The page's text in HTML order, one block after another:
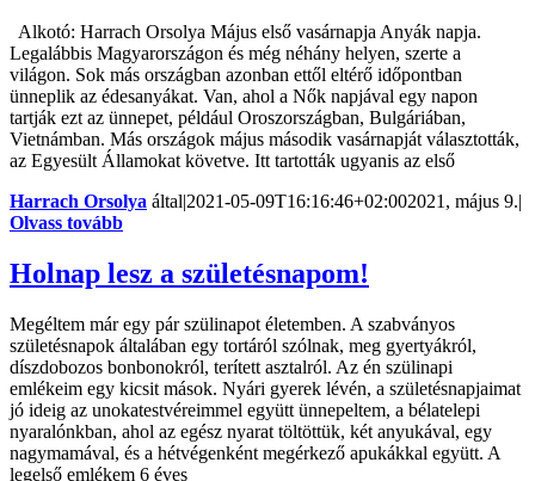
Alkotó: Harrach Orsolya Május első vasárnapja Anyák napja.
Legalábbis Magyarországon és még néhány helyen, szerte a
világon. Sok más országban azonban ettől eltérő időpontban
ünneplik az édesanyákat. Van, ahol a Nők napjával egy napon
tartják ezt az ünnepet, például Oroszországban, Bulgáriában,
Vietnámban. Más országok május második vasárnapját választották,
az Egyesült Államokat követve. Itt tartották ugyanis az első
Harrach Orsolya által|2021-05-09T16:16:46+02:002021, május 9.|
Olvass tovább
Holnap lesz a születésnapom!
Megéltem már egy pár szülinapot életemben. A szabványos
születésnapok általában egy tortáról szólnak, meg gyertyákról,
díszdobozos bonbonokról, terített asztalról. Az én szülinapi
emlékeim egy kicsit mások. Nyári gyerek lévén, a születésnapjaimat
jó ideig az unokatestvéreimmel együtt ünnepeltem, a bélatelepi
nyaralónkban, ahol az egész nyarat töltöttük, két anyukával, egy
nagymamával, és a hétvégenként megérkező apukákkal együtt. A
legelső emlékem 6 éves